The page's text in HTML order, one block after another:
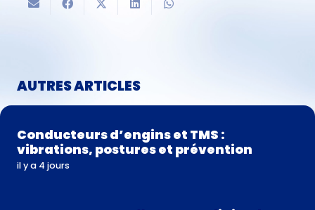
AUTRES ARTICLES
Conducteurs d’engins et TMS :
vibrations, postures et prévention
il y a 4 jours